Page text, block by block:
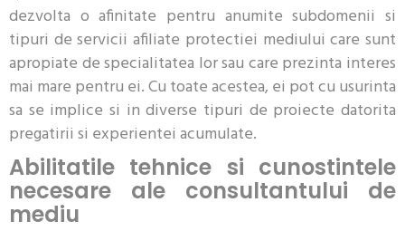
dezvolta o afinitate pentru anumite subdomenii si
tipuri de servicii afiliate protectiei mediului care sunt
apropiate de specialitatea lor sau care prezinta interes
mai mare pentru ei. Cu toate acestea, ei pot cu usurinta
sa se implice si in diverse tipuri de proiecte datorita
pregatirii si experientei acumulate.
Abilitatile tehnice si cunostintele
necesare ale consultantului de
mediu